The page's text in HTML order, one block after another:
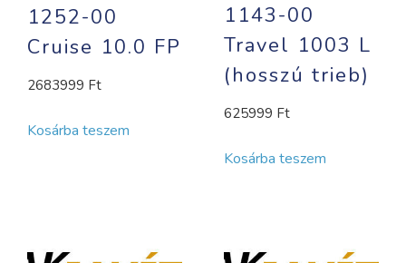
1252-00
Cruise 10.0 FP
2683999 Ft
Kosárba teszem
1143-00
Travel 1003 L
(hosszú trieb)
625999 Ft
Kosárba teszem